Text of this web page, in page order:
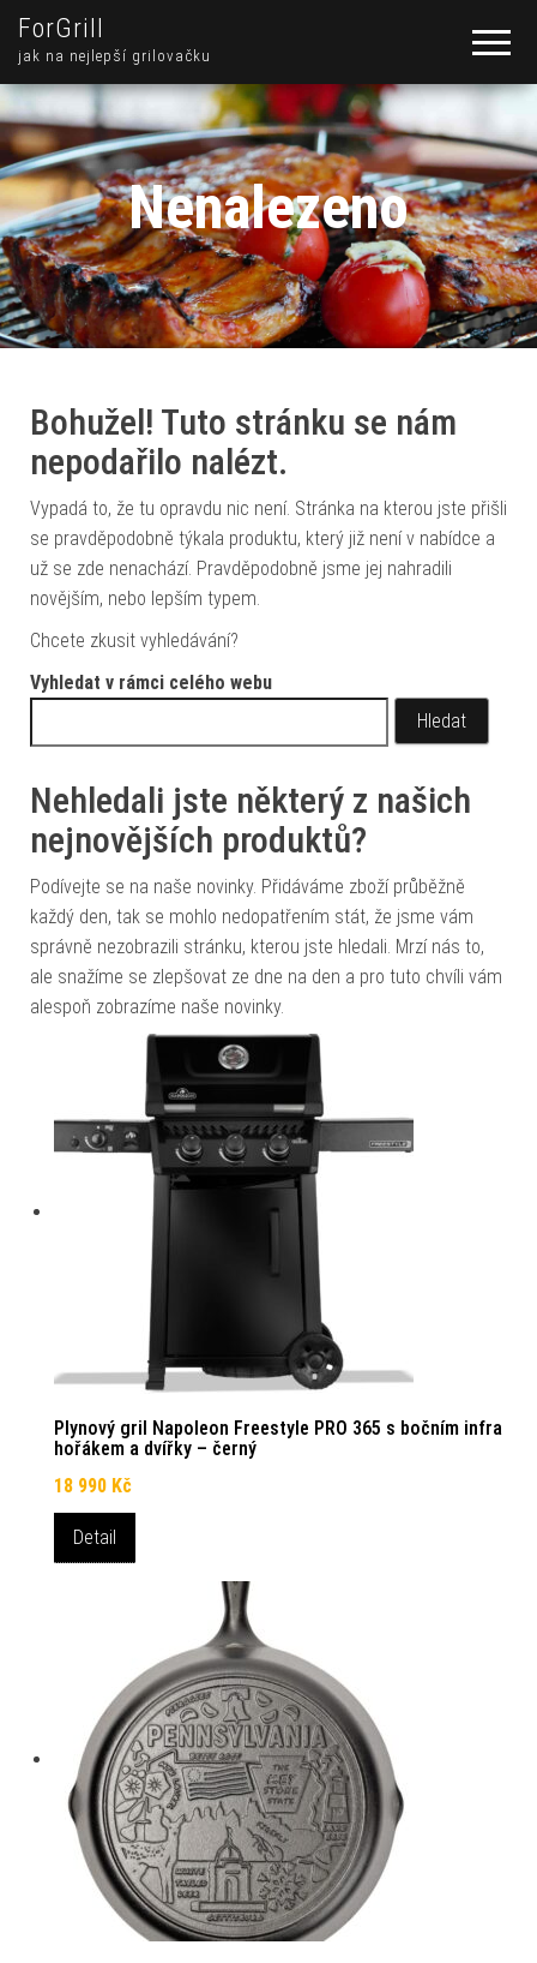
ForGrill
jak na nejlepší grilovačku
Nenalezeno
Bohužel! Tuto stránku se nám
nepodařilo nalézt.
Vypadá to, že tu opravdu nic není. Stránka na kterou jste přišli
se pravděpodobně týkala produktu, který již není v nabídce a
už se zde nenachází. Pravděpodobně jsme jej nahradili
novějším, nebo lepším typem.
Chcete zkusit vyhledávání?
Vyhledat v rámci celého webu
Vyhledávání
Nehledali jste některý z našich
nejnovějších produktů?
Podívejte se na naše novinky. Přidáváme zboží průběžně
každý den, tak se mohlo nedopatřením stát, že jsme vám
správně nezobrazili stránku, kterou jste hledali. Mrzí nás to,
ale snažíme se zlepšovat ze dne na den a pro tuto chvíli vám
alespoň zobrazíme naše novinky.
Plynový gril Napoleon Freestyle PRO 365 s bočním infra
hořákem a dvířky – černý
18 990 Kč
Detail